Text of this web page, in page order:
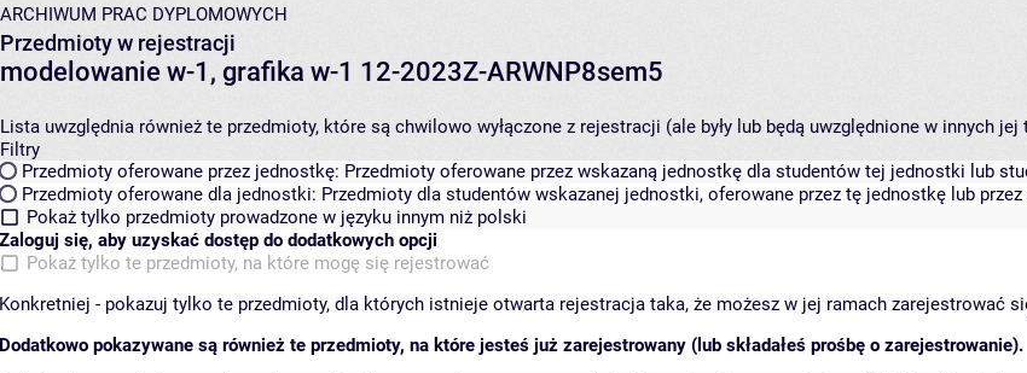
ARCHIWUM PRAC DYPLOMOWYCH
Przedmioty w rejestracji
modelowanie w-1, grafika w-1 12-2023Z-ARWNP8sem5
Lista uwzględnia również te przedmioty, które są chwilowo wyłączone z rejestracji (ale były lub będą uwzględnione w innych jej
Filtry
Przedmioty oferowane przez jednostkę: Przedmioty oferowane przez wskazaną jednostkę dla studentów tej jednostki lub
Przedmioty oferowane dla jednostki: Przedmioty dla studentów wskazanej jednostki, oferowane przez tę jednostkę lub
Pokaż tylko przedmioty prowadzone w języku innym niż polski
Zaloguj się, aby uzyskać dostęp do dodatkowych opcji
Pokaż tylko te przedmioty, na które mogę się rejestrować
Konkretniej - pokazuj tylko te przedmioty, dla których istnieje otwarta rejestracja taka, że możesz w jej ramach zarejestrować
Dodatkowo pokazywane są również te przedmioty, na które jesteś już zarejestrowany (lub składałeś prośbę o zarejestrowanie).